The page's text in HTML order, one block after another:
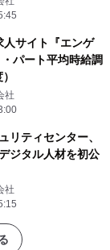
サイト『エンゲ
パート平均時給調
社
リティセンター、
ジタル人材を初公
社